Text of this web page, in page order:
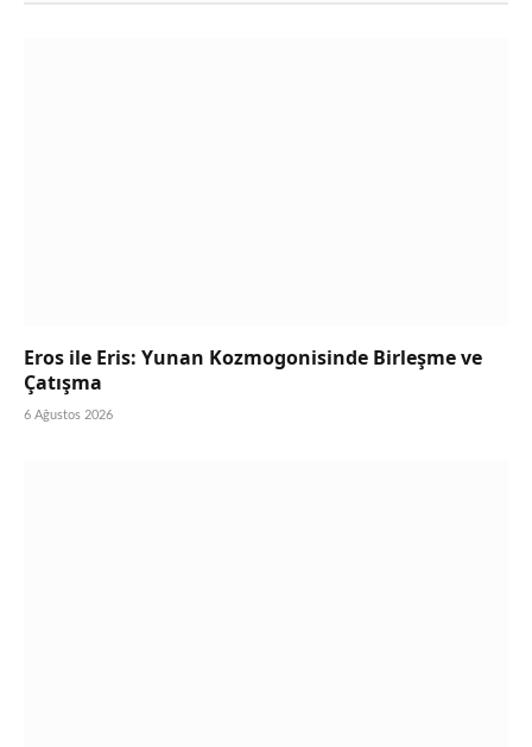
Eros ile Eris: Yunan Kozmogonisinde Birleşme ve
Çatışma
6 Ağustos 2026